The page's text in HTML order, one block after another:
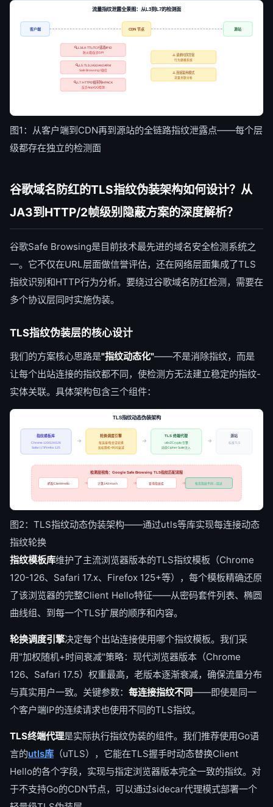
流量指纹泄露全景图：从L3到L7的检测面
客户端 CDN 节点 源站
🔍 L3/L4: TTL/TCP选项/IP ID
防火墙/反诈DPI
🔍 L5: TLS JA3/JA4/JARM
Safe Browsing / 微信
🔍 L7: HTTP/2帧序列/HPACK
反诈App/QQ检测
⚠️ 请求时序异常
行为建模系统
⚠️ 连接复用模式
流量关联分析
图1：从客户端到CDN再到源站的全链路指纹泄露点——每个层
级都存在独立的检测面
谷歌域名防红的TLS指纹伪装架构如何设计？从
JA3到HTTP/2帧级别隐蔽方案的深度解析？
谷歌Safe Browsing是目前技术最先进的域名安全检测系统之
一。它不仅在URL层面做信誉评估，还在网络层面集成了TLS
指纹识别和HTTP行为分析。要绕过谷歌域名防红检测，需要在
多个协议层同时实施伪装。
TLS指纹伪装层的核心设计
我们的方案核心思路是"指纹动态化"——不是消除指纹，而是
让每个出站连接的指纹都不同，使检测方无法建立稳定的指纹-
实体关联。具体架构包含三个组件：
TLS指纹动态伪装架构
指纹模板库
Chrome 120/124/126
Safari 17/Firefox 125
轮换调度引擎
每连接/每会话轮换
加权随机+时间衰减
TLS 终端代理
utls/ZCrypto 引擎
动态Cipher Suite注入
源站
标准TLS
→ → →
检测层视角：Google Safe Browsing TLS指纹匹配流程
抓取Client Hello → 计算JA3 Hash → 查询指纹库 → 每次指纹不同→绕过
图2：TLS指纹动态伪装架构——通过utls等库实现每连接动态
指纹轮换
指纹模板库维护了主流浏览器版本的TLS指纹模板（Chrome
120-126、Safari 17.x、Firefox 125+等），每个模板精确还原
了该浏览器的完整Client Hello特征——从密码套件列表、椭圆
曲线组、到每一个TLS扩展的顺序和内容。
轮换调度引擎决定每个出站连接使用哪个指纹模板。我们采
用"加权随机+时间衰减"策略：现代浏览器版本（Chrome
126、Safari 17.5）权重最高，老版本逐渐衰减，确保流量分布
与真实用户一致。关键参数： 每连接指纹不同——即使是同一
个客户端IP的连续请求也使用不同的TLS指纹。
TLS终端代理是实际执行指纹伪装的组件。我们推荐使用Go语
言的utls库 （uTLS），它能在TLS握手时动态替换Client
Hello的各个字段，实现与指定浏览器版本完全一致的指纹。对
于不支持Go的CDN节点，可以通过sidecar代理模式部署一个